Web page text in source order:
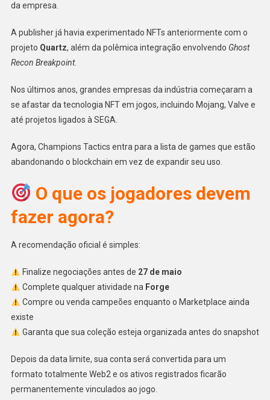
da empresa.
A publisher já havia experimentado NFTs anteriormente com o
projeto Quartz, além da polêmica integração envolvendo Ghost
Recon Breakpoint.
Nos últimos anos, grandes empresas da indústria começaram a
se afastar da tecnologia NFT em jogos, incluindo Mojang, Valve e
até projetos ligados à SEGA.
Agora, Champions Tactics entra para a lista de games que estão
abandonando o blockchain em vez de expandir seu uso.
O que os jogadores devem
fazer agora?
A recomendação oficial é simples:
Finalize negociações antes de 27 de maio
Complete qualquer atividade na Forge
Compre ou venda campeões enquanto o Marketplace ainda
existe
Garanta que sua coleção esteja organizada antes do snapshot
Depois da data limite, sua conta será convertida para um
formato totalmente Web2 e os ativos registrados ficarão
permanentemente vinculados ao jogo.